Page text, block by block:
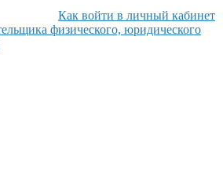
Как войти в личный кабинет
физического, юридического